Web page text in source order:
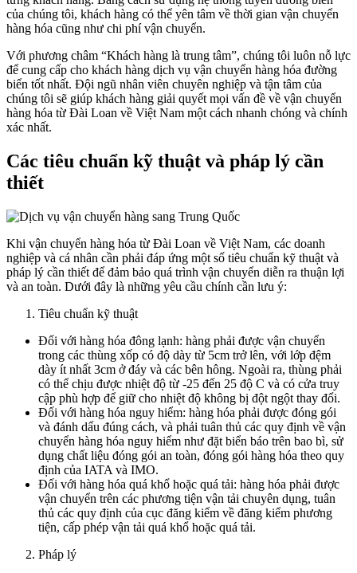
của chúng tôi, khách hàng có thể yên tâm về thời gian vận chuyển
hàng hóa cũng như chi phí vận chuyển.
Với phương châm “Khách hàng là trung tâm”, chúng tôi luôn nỗ lực
để cung cấp cho khách hàng dịch vụ vận chuyển hàng hóa đường
biển tốt nhất. Đội ngũ nhân viên chuyên nghiệp và tận tâm của
chúng tôi sẽ giúp khách hàng giải quyết mọi vấn đề về vận chuyển
hàng hóa từ Đài Loan về Việt Nam một cách nhanh chóng và chính
xác nhất.
Các tiêu chuẩn kỹ thuật và pháp lý cần
thiết
Khi vận chuyển hàng hóa từ Đài Loan về Việt Nam, các doanh
nghiệp và cá nhân cần phải đáp ứng một số tiêu chuẩn kỹ thuật và
pháp lý cần thiết để đảm bảo quá trình vận chuyển diễn ra thuận lợi
và an toàn. Dưới đây là những yêu cầu chính cần lưu ý:
Tiêu chuẩn kỹ thuật
Đối với hàng hóa đông lạnh: hàng phải được vận chuyển
trong các thùng xốp có độ dày từ 5cm trở lên, với lớp đệm
dày ít nhất 3cm ở đáy và các bên hông. Ngoài ra, thùng phải
có thể chịu được nhiệt độ từ -25 đến 25 độ C và có cửa truy
cập phù hợp để giữ cho nhiệt độ không bị đột ngột thay đổi.
Đối với hàng hóa nguy hiểm: hàng hóa phải được đóng gói
và đánh dấu đúng cách, và phải tuân thủ các quy định về vận
chuyển hàng hóa nguy hiểm như đặt biển báo trên bao bì, sử
dụng chất liệu đóng gói an toàn, đóng gói hàng hóa theo quy
định của IATA và IMO.
Đối với hàng hóa quá khổ hoặc quá tải: hàng hóa phải được
vận chuyển trên các phương tiện vận tải chuyên dụng, tuân
thủ các quy định của cục đăng kiểm về đăng kiểm phương
tiện, cấp phép vận tải quá khổ hoặc quá tải.
Pháp lý